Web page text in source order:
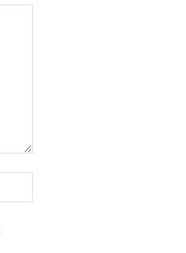
Сайт: